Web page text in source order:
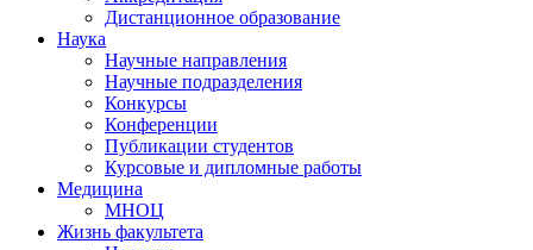
Дистанционное образование
Наука
Научные направления
Научные подразделения
Конкурсы
Конференции
Публикации студентов
Курсовые и дипломные работы
Медицина
МНОЦ
Жизнь факультета